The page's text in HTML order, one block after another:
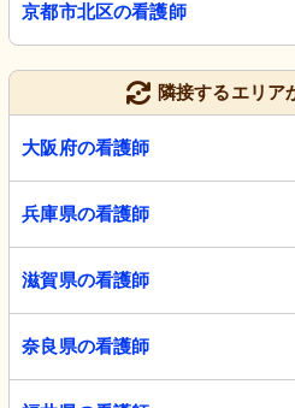
京都市北区の看護師
隣接するエリア
大阪府の看護師
兵庫県の看護師
滋賀県の看護師
奈良県の看護師